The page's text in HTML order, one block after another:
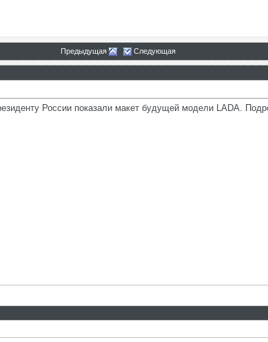
Предыдущая Следующая
России показали макет будущей модели LADA.